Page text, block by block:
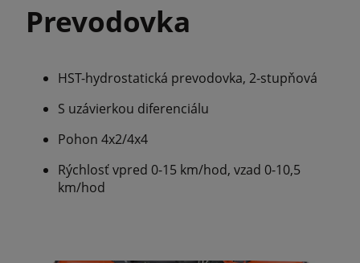
Prevodovka
HST-hydrostatická prevodovka, 2-stupňová
S uzávierkou diferenciálu
Pohon 4x2/4x4
Rýchlosť vpred 0-15 km/hod, vzad 0-10,5
km/hod